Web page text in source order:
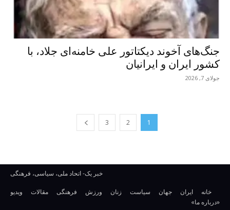
جنگ‌های آخوند دیکتاتور علی خامنه‌ای جلاد، با
کشور ایران و ایرانیان
جولای 7, 2026
1
2
3
خبر یک- اتحاد ملی، سیاسی، فرهنگی
خانه ایران جهان سیاست زنان ورزش فرهنگی مقالات
ویدیو
«درباره ما»